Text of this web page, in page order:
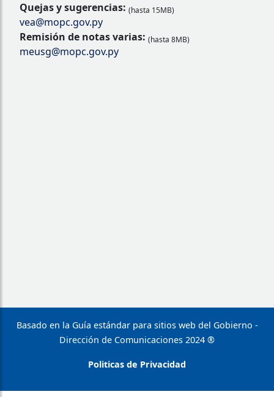
Quejas y sugerencias: (hasta 15MB)
vea@mopc.gov.py
Remisión de notas varias: (hasta 8MB)
meusg@mopc.gov.py
Basado en la Guía estándar para sitios web del Gobierno -
Dirección de Comunicaciones 2024 ®
Politicas de Privacidad